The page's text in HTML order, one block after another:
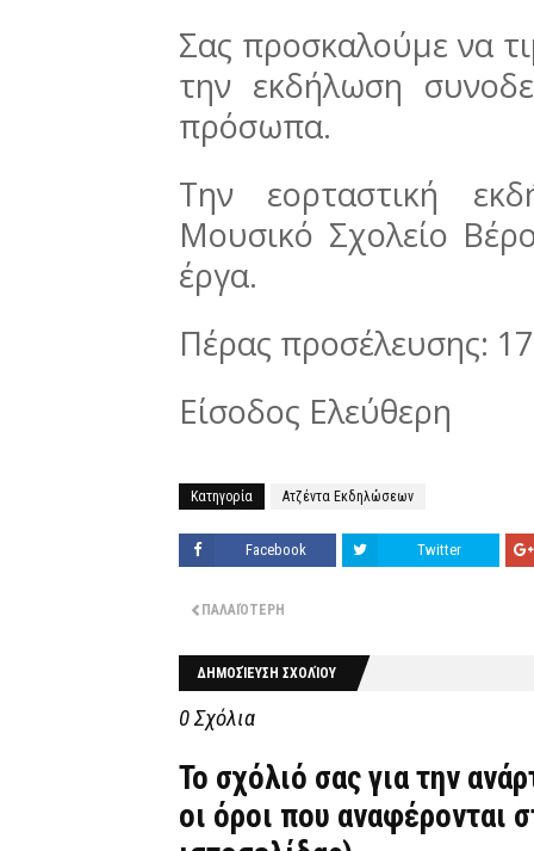
Σας προσκαλούμε να
την εκδήλωση
πρόσωπα.
Την εορταστική
Μουσικό Σχολείο
έργα.
Πέρας προσέλευσης:
Είσοδος Ελεύθερη
Κατηγορία Ατζέντα Εκδηλώσεων
Facebook Twitter
ΠΑΛΑΙΌΤΕΡΗ
ΔΗΜΟΣΊΕΥΣΗ ΣΧΟΛΊΟΥ
0 Σχόλια
Το σχόλιό σας για την
οι όροι που αναφέρονται